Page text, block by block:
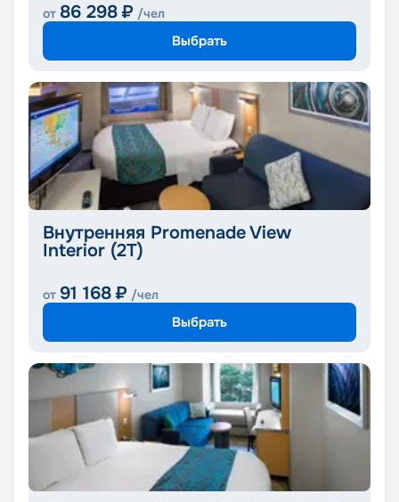
от 86 298 ₽ /чел
Выбрать
Внутренняя Promenade View
Interior (2T)
от 91 168 ₽ /чел
Выбрать